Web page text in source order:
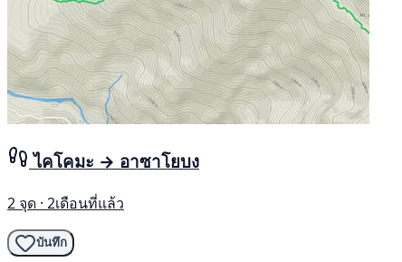
ไคโคมะ → อาซาโยบง
2 จุด · 2เดือนที่แล้ว
บันทึก